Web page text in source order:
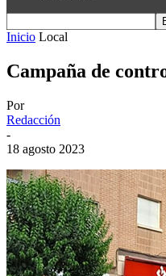
Inicio Local
Campaña de
Por
Redacción
-
18 agosto 2023